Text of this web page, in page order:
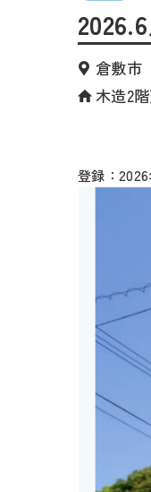
倉敷市
木造2